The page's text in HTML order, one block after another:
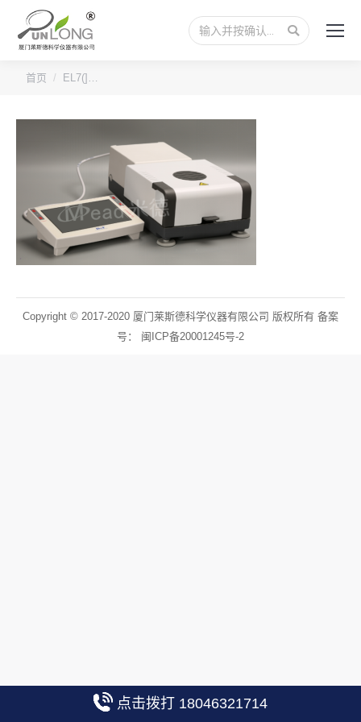
搜
索：
您的位置：
首页 EL7(]…
Copyright © 2017-2020 厦门莱斯德科学仪器有限公司 版权所有 备案
号： 闽ICP备20001245号-2
点击拨打 18046321714